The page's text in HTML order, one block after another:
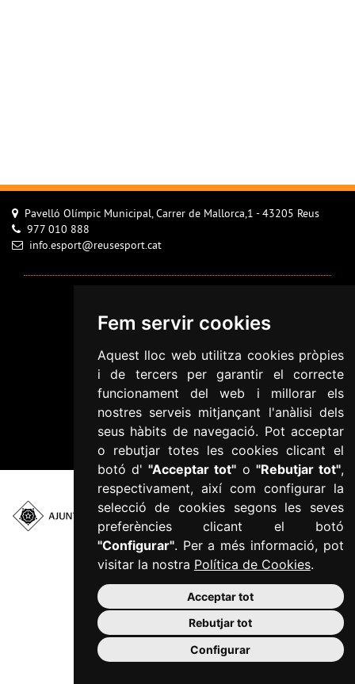
Fem servir cookies
Aquest lloc web utilitza cookies pròpies
i de tercers per garantir el correcte
funcionament del web i millorar els
nostres serveis mitjançant l'anàlisi dels
seus hàbits de navegació. Pot acceptar
o rebutjar totes les cookies clicant el
botó d'"Acceptar tot" o "Rebutjar tot",
respectivament, així com configurar la
selecció de cookies segons les seves
preferències clicant el botó
"Configurar". Per a més informació, pot
visitar la nostra Política de Cookies.
Acceptar tot
Rebutjar tot
Configurar
Pavelló Olímpic Municipal, Carrer de Mallorca,1 - 43205 Reus
977 010 888
info.esport@reusesport.cat
Configurar cookies
Política de Cookies
Política de privacitat
Informació addicional RGPD
Accessibilitat
Mapa web
Plaça del Mercadal ·
43201 Reus
977 010 010
ajuntament@reus.cat
reus.cat